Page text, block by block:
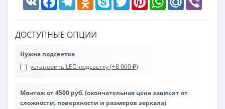
ДОСТУПНЫЕ ОПЦИИ
Нужна подсветка
установить LED-подсветку (+8 000 ₽)
Монтаж от 4500 руб. (окончательная цена зависит от
сложности, поверхности и размеров зеркала)